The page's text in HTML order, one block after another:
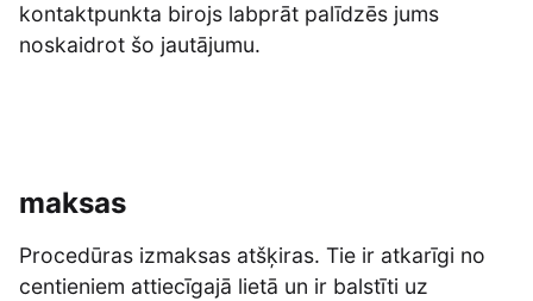
kontaktpunkta birojs labprāt palīdzēs jums
noskaidrot šo jautājumu.
maksas
Procedūras izmaksas atšķiras. Tie ir atkarīgi no
centieniem attiecīgajā lietā un ir balstīti uz